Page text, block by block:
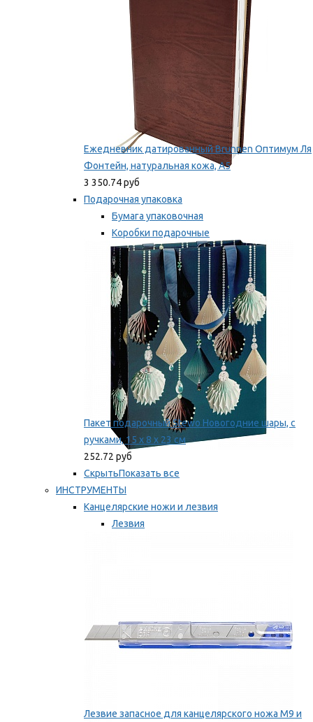
Ежедневник датированный Brunnen Оптимум Ля
Фонтейн, натуральная кожа, А5
3 350.74 руб
Подарочная упаковка
Бумага упаковочная
Коробки подарочные
Ленты, бобины
Мы рекомендуем
Пакет подарочный Stewo Новогодние шары, с
ручками, 15 х 8 х 23 см
252.72 руб
СкрытьПоказать все
ИНСТРУМЕНТЫ
Канцелярские ножи и лезвия
Лезвия
Лезвие запасное для канцелярского ножа M9 и